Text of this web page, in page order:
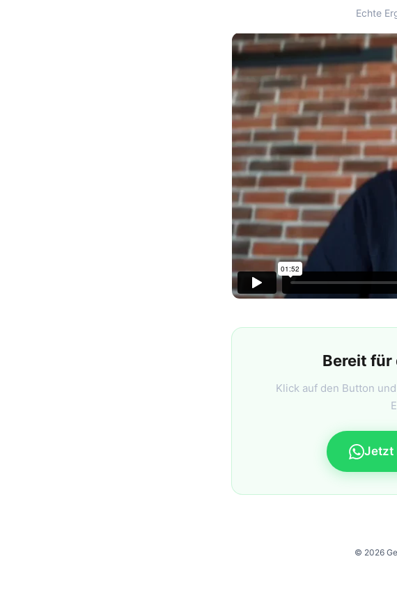
Echte
Bereit für
Klick auf den Button
Jetzt
© 2026